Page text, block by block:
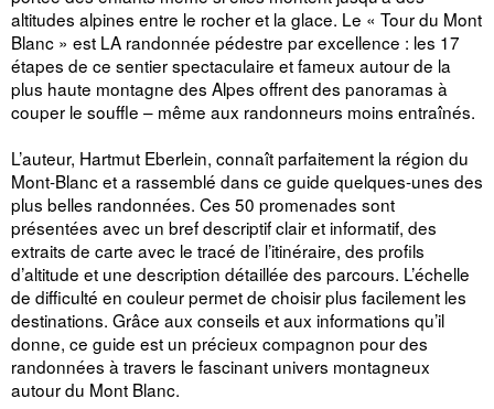
altitudes alpines entre le rocher et la glace. Le « Tour du Mont
Blanc » est LA randonnée pédestre par excellence : les 17
étapes de ce sentier spectaculaire et fameux autour de la
plus haute montagne des Alpes offrent des panoramas à
couper le souffle – même aux randonneurs moins entraînés.
L’auteur, Hartmut Eberlein, connaît parfaitement la région du
Mont-Blanc et a rassemblé dans ce guide quelques-unes des
plus belles randonnées. Ces 50 promenades sont
présentées avec un bref descriptif clair et informatif, des
extraits de carte avec le tracé de l’itinéraire, des profils
d’altitude et une description détaillée des parcours. L’échelle
de difficulté en couleur permet de choisir plus facilement les
destinations. Grâce aux conseils et aux informations qu’il
donne, ce guide est un précieux compagnon pour des
randonnées à travers le fascinant univers montagneux
autour du Mont Blanc.